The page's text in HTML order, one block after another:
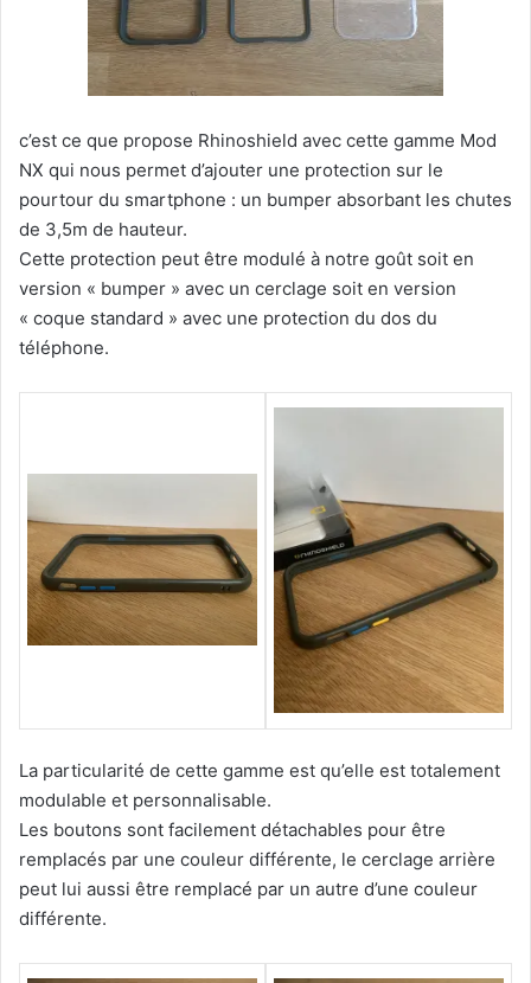
c’est ce que propose Rhinoshield avec cette gamme Mod
NX qui nous permet d’ajouter une protection sur le
pourtour du smartphone : un bumper absorbant les chutes
de 3,5m de hauteur.
Cette protection peut être modulé à notre goût soit en
version « bumper » avec un cerclage soit en version
« coque standard » avec une protection du dos du
téléphone.
La particularité de cette gamme est qu’elle est totalement
modulable et personnalisable.
Les boutons sont facilement détachables pour être
remplacés par une couleur différente, le cerclage arrière
peut lui aussi être remplacé par un autre d’une couleur
différente.